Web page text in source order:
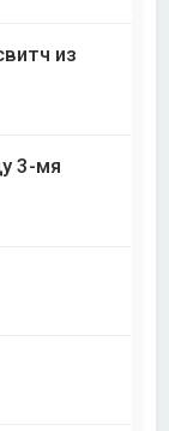
из
3-мя